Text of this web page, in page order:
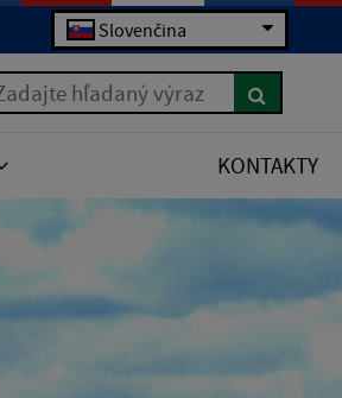
Slovenčina
hľadaný výraz
KONTAKTY